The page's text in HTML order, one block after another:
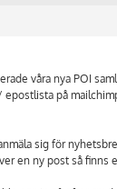
våra nya POI
epostlista på
sig för
en ny post så finns